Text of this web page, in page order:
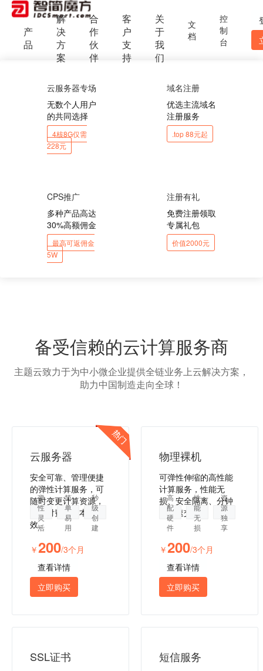
产
品
解
决
方
案
合
作
伙
伴
客
户
支
持
关
于
我
们
文
档
控
制
台
云服务器专场
无数个人用户
的共同选择
4核8G仅需
228元
域名注册
优选主流域名
注册服务
.top 88元起
CPS推广
多种产品高达
30%高额佣金
最高可返佣金
5W
注册有礼
免费注册领取
专属礼包
价值2000元
备受信赖的云计算服务商
主题云致力于为中小微企业提供全链业务上云解决方案，
助力中国制造走向全球！
云服务器
安全可靠、管理便捷
的弹性计算服务，可
随时变更计算资源，
按需付费，降本增
效。
弹
性
灵
活
简
单
易
用
秒
级
创
建
￥200/3个月
查看详情
立即购买
物理裸机
可弹性伸缩的高性能
计算服务，性能无
损、安全隔离、分钟
级极速交付。
高
配
硬
件
性
能
无
损
资
源
独
享
￥200/3个月
查看详情
立即购买
SSL证书 短信服务